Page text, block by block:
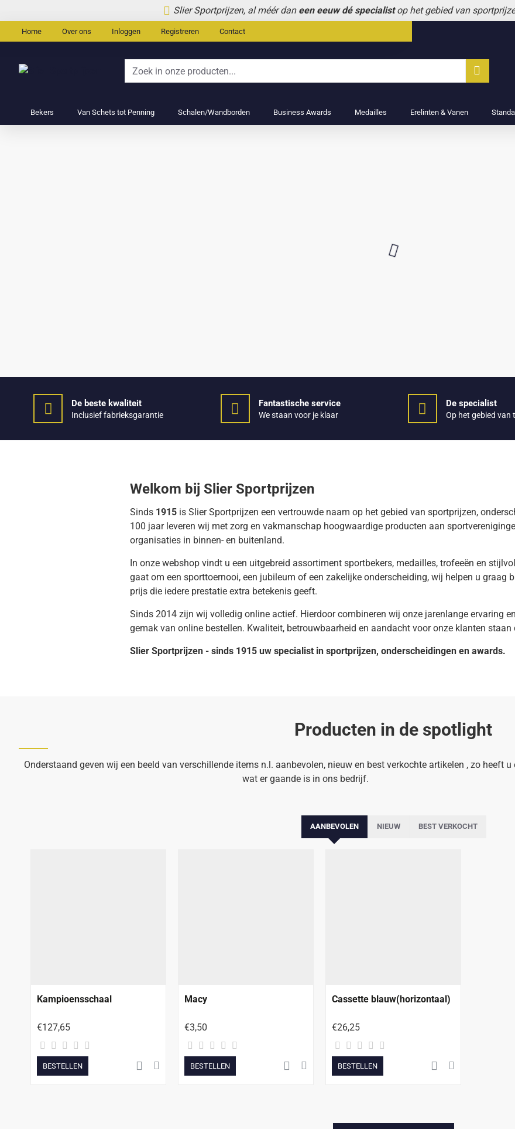
Sportprijzen
Slier Sportprijzen, al méér dan een eeuw dé specialistop het gebied van
Home Over ons Inloggen Registreren Contact
Zoek
producten...
Bekers Van Schets tot Penning Schalen/Wandborden Business Awards Medailles Erelinten & Vanen
De beste kwaliteit
Inclusief fabrieksgarantie
Fantastische service
We staan voor je klaar
De specialist
Op het gebied van
Welkom bij Slier Sportprijzen
Sinds 1915 is Slier Sportprijzen een vertrouwde naam op het gebied van sportprijzen,
100 jaar leveren wij met zorg en vakmanschap hoogwaardige producten aan
organisaties in binnen- en buitenland.
In onze webshop vindt u een uitgebreid assortiment sportbekers, medailles, trofeeën en
gaat om een sporttoernooi, een jubileum of een zakelijke onderscheiding, wij helpen u graag
prijs die iedere prestatie extra betekenis geeft.
Sinds 2014 zijn wij volledig online actief. Hierdoor combineren wij onze jarenlange ervaring
gemak van online bestellen. Kwaliteit, betrouwbaarheid en aandacht voor onze klanten
Slier Sportprijzen - sinds 1915 uw specialist in sportprijzen, onderscheidingen en awards.
Producten in de spotlight
Onderstaand geven wij een beeld van verschillende items n.l. aanbevolen, nieuw en best verkochte artikelen , zo heeft u
wat er gaande is in ons bedrijf.
AANBEVOLEN NIEUW BEST VERKOCHT
Kampioensschaal
€127,65
BESTELLEN
Macy
€3,50
BESTELLEN
Cassette blauw(horizontaal)
€26,25
BESTELLEN